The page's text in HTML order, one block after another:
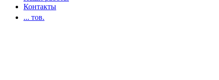
Контакты
... тов.